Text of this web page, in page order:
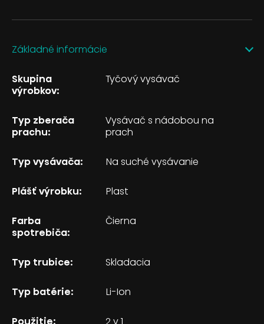
Základné informácie
Skupina
výrobkov:
Tyčový vysávač
Typ zberača
prachu:
Vysávač s nádobou na
prach
Typ vysávača: Na suché vysávanie
Plášť výrobku: Plast
Farba
spotrebiča:
Čierna
Typ trubice: Skladacia
Typ batérie: Li-Ion
Použitie: 2 v 1